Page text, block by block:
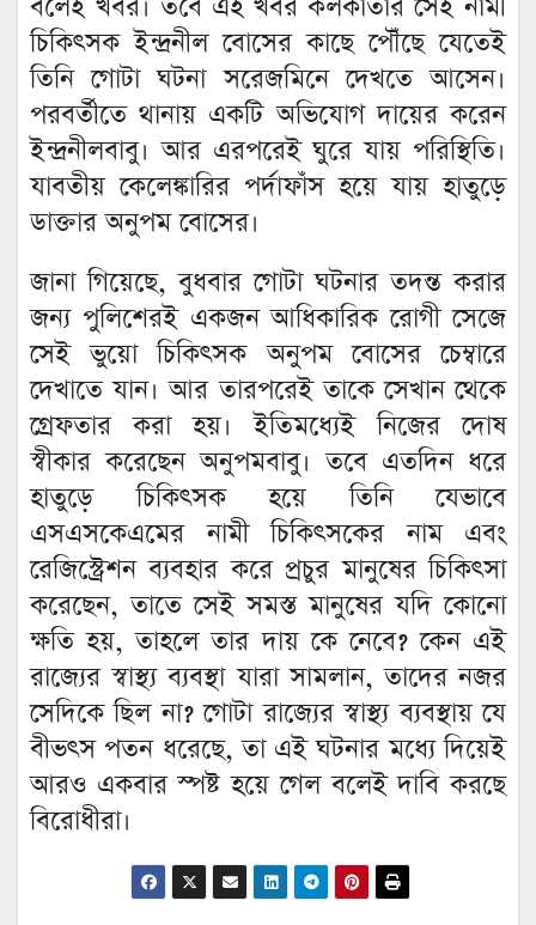
বলেই খবর। তবে এই খবর কলকাতার সেই নামী
চিকিৎসক ইন্দ্রনীল বোসের কাছে পৌঁছে যেতেই
তিনি গোটা ঘটনা সরেজমিনে দেখতে আসেন।
পরবর্তীতে থানায় একটি অভিযোগ দায়ের করেন
ইন্দ্রনীলবাবু। আর এরপরেই ঘুরে যায় পরিস্থিতি।
যাবতীয় কেলেঙ্কারির পর্দাফাঁস হয়ে যায় হাতুড়ে
ডাক্তার অনুপম বোসের।
জানা গিয়েছে, বুধবার গোটা ঘটনার তদন্ত করার
জন্য পুলিশেরই একজন আধিকারিক রোগী সেজে
সেই ভুয়ো চিকিৎসক অনুপম বোসের চেম্বারে
দেখাতে যান। আর তারপরেই তাকে সেখান থেকে
গ্রেফতার করা হয়। ইতিমধ্যেই নিজের দোষ
স্বীকার করেছেন অনুপমবাবু। তবে এতদিন ধরে
হাতুড়ে চিকিৎসক হয়ে তিনি যেভাবে
এসএসকেএমের নামী চিকিৎসকের নাম এবং
রেজিস্ট্রেশন ব্যবহার করে প্রচুর মানুষের চিকিৎসা
করেছেন, তাতে সেই সমস্ত মানুষের যদি কোনো
ক্ষতি হয়, তাহলে তার দায় কে নেবে? কেন এই
রাজ্যের স্বাস্থ্য ব্যবস্থা যারা সামলান, তাদের নজর
সেদিকে ছিল না? গোটা রাজ্যের স্বাস্থ্য ব্যবস্থায় যে
বীভৎস পতন ধরেছে, তা এই ঘটনার মধ্যে দিয়েই
আরও একবার স্পষ্ট হয়ে গেল বলেই দাবি করছে
বিরোধীরা।